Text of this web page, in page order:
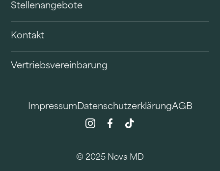
Stellenangebote
Kontakt
Vertriebsvereinbarung
ImpressumDatenschutzerklärungAGB
© 2025 Nova MD